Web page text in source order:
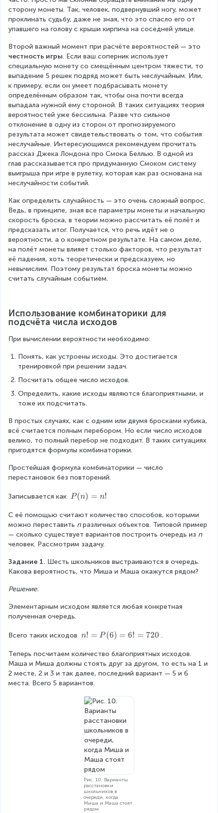
сторону монеты. Так, человек, подвернувший ногу, может
проклинать судьбу, даже не зная, что это спасло его от
упавшего на голову с крыши кирпича на соседней улице.
Второй важный момент при расчёте вероятностей — это
честность игры. Если ваш соперник использует
специальную монету со смещённым центром тяжести, то
выпадение 5 решек подряд может быть неслучайным. Или,
к примеру, если он умеет подбрасывать монету
определённым образом так, чтобы она почти всегда
выпадала нужной ему стороной. В таких ситуациях теория
вероятностей уже бессильна. Разве что сильное
отклонение в одну из сторон от прогнозируемого
результата может свидетельствовать о том, что события
неслучайные. Интересующимся рекомендуем прочитать
рассказ Джека Лондона про Смока Беллью. В одной из
глав рассказывается про придуманную Смоком систему
выигрыша при игре в рулетку, которая как раз основана на
неслучайности событий.
Как определить случайность — это очень сложный вопрос.
Ведь, в принципе, зная все параметры монеты и начальную
скорость броска, в теории можно рассчитать её полёт и
предсказать итог. Получается, что речь идёт не о
вероятности, а о конкретном результате. На самом деле,
на полёт монеты влияет столько факторов, что результат
её падения, хоть теоретически и предсказуем, но
невычислим. Поэтому результат броска монеты можно
считать случайным событием.
Использование комбинаторики для
подсчёта числа исходов
При вычислении вероятности необходимо:
Понять, как устроены исходы. Это достигается
тренировкой при решении задач.
Посчитать общее число исходов.
Определить, какие исходы являются благоприятными, и
тоже их подсчитать.
В простых случаях, как с одним или двумя бросками кубика,
всё считается полным перебором. Но если число исходов
велико, то полный перебор не подходит. В таких ситуациях
пригодятся формулы комбинаторики.
Простейшая формула комбинаторики — число
перестановок без повторений.
Записывается как P
n
)
=
n
P(n) = n!
С её помощью считают количество способов, которыми
можно переставить n различных объектов. Типовой пример
— сколько существует вариантов построить очередь из n
человек. Рассмотрим задачу.
Задание 1. Шесть школьников выстраиваются в очередь.
Какова вероятность, что Миша и Маша окажутся рядом?
Решение.
Элементарным исходом является любая конкретная
полученная очередь.
Всего таких исходов n
=
P
(
6
=
6
=
7
2
0
n! = P (6) = 6! = 720 .
Теперь посчитаем количество благоприятных исходов.
Маша и Миша должны стоять друг за другом, то есть на 1 и
2 месте, 2 и 3 и так далее, последний вариант — 5 и 6
места. Всего 5 вариантов.
Рис. 10. Варианты
расстановки
школьников в
очереди, когда
Миша и Маша стоят
рядом